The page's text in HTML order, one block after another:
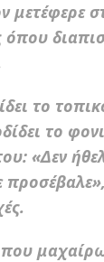
μετέφερε
το
το
«Δεν